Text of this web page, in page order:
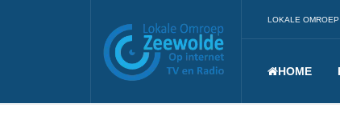
LOKALE
HOME